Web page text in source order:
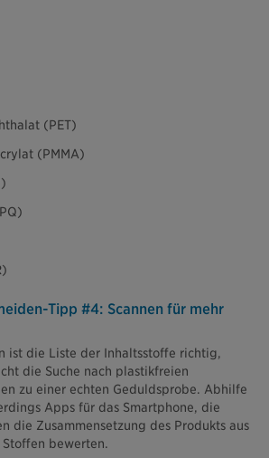
(PET)
(PMMA)
Tipp #4: Scannen für mehr
ist die Liste der Inhaltsstoffe richtig,
die Suche nach plastikfreien
zu einer echten Geduldsprobe. Abhilfe
Apps für das Smartphone, die
die Zusammensetzung des Produkts aus
bewerten.